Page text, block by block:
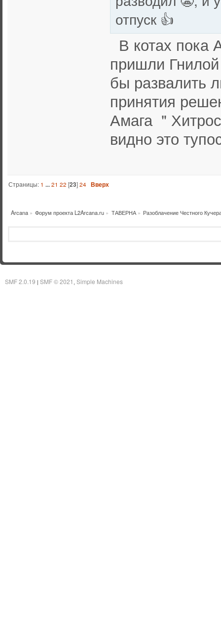
отпуск 👍
В котах пока
пришли
бы развалить
принятия
Амага "
видно это
Страницы: 1 ...21 22 [23]24 Вверх
Arcana» Форум проекта L2Arcana.ru » ТАВЕРНА» Разоблачение Честного
SMF 2.0.19 | SMF © 2021 Simple Machines